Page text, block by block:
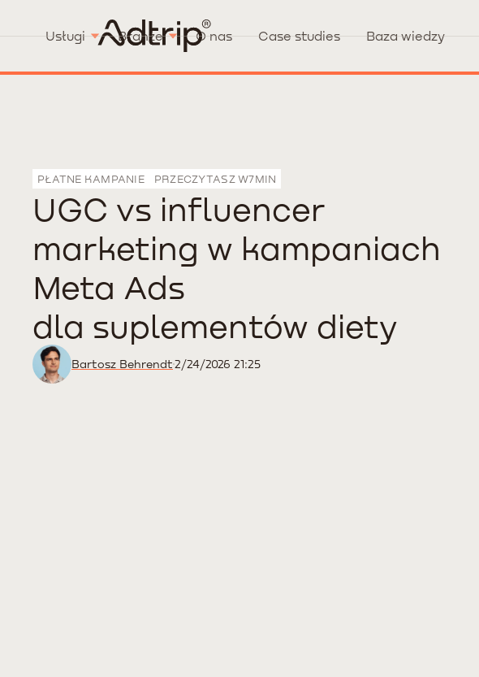
Usługi Branże O nas Case studies Baza wiedzy
PŁATNE KAMPANIE PRZECZYTASZ W7MIN
UGC vs influencer
marketing w kampaniach
Meta Ads
dla suplementów diety
Bartosz Behrendt2/24/2026 21:25